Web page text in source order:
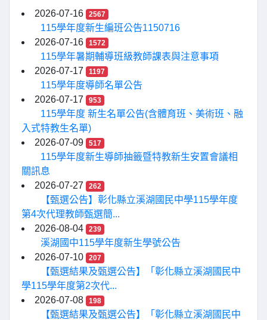
2026-07-16 2567
115學年度新生編班公告1150716
2026-07-16
1572
115學年暑期輔導班級教師課表與注意事項
2026-07-17
1197
115學年度導師名單公告
2026-07-17
953
115學年度 新生名單公告(含體育班、美術班、融
入式特教生名單)
2026-07-09
517
115學年度新生導師抽籤暨特教新生安置會議相
關訊息
2026-07-27
262
【甄選公告】彰化縣立溪湖國民中學115學年度
第4次代理教師甄選簡...
2026-08-04
239
溪湖國中115學年度新生學號公告
2026-07-10
207
【甄選結果及甄選公告】「彰化縣立溪湖國民中
學115學年度第2次代...
2026-07-08
198
【甄選結果及甄選公告】「彰化縣立溪湖國民中